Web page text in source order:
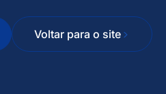
Voltar para o site